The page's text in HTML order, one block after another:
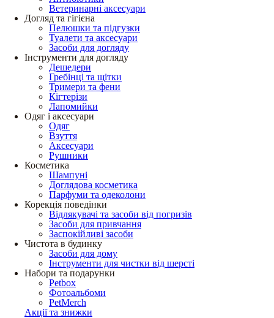
Ветеринарні аксесуари
Догляд та гігієна
Пелюшки та підгузки
Туалети та аксесуари
Засоби для догляду
Інструменти для догляду
Дешедери
Гребінці та щітки
Тримери та фени
Кігтерізи
Лапомийки
Одяг і аксесуари
Одяг
Взуття
Аксесуари
Рушники
Косметика
Шампуні
Доглядова косметика
Парфуми та одеколони
Корекція поведінки
Відлякувачі та засоби від погризів
Засоби для привчання
Заспокійливі засоби
Чистота в будинку
Засоби для дому
Інструменти для чистки від шерсті
Набори та подарунки
Petbox
Фотоальбоми
PetMerch
Акції та знижки